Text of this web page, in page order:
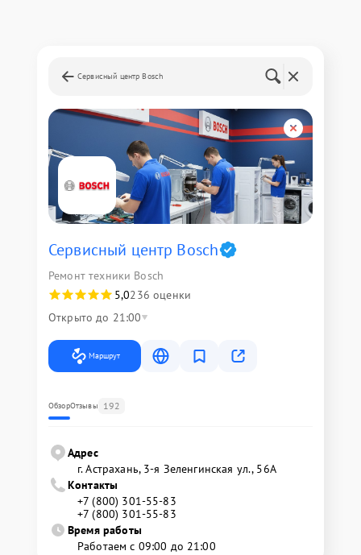
Сервисный центр Bosch
Сервисный центр Bosch
Ремонт техники Bosch
5,0236 оценки
Открыто до 21:00
Маршрут
ОбзорОтзывы 192
Адрес
г. Астрахань, 3-я Зеленгинская ул., 56А
Контакты
+7 (800) 301-55-83
+7 (800) 301-55-83
Время работы
Работаем с 09:00 до 21:00